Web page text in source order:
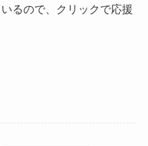
るので、クリックで応援